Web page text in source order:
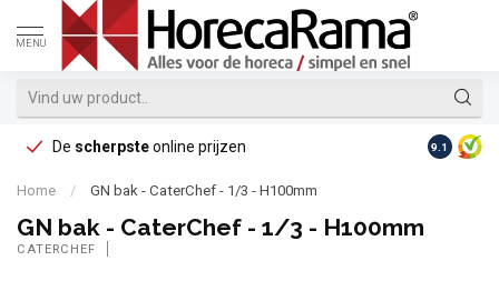
MENU
De scherpsteonline prijzen Op
9.1
Home / GN bak - CaterChef - 1/3 - H100mm
GN bak - CaterChef - 1/3 - H100mm
CATERCHEF